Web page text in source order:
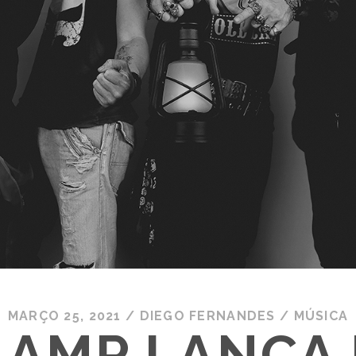
MARÇO 25, 2021 / DIEGO FERNANDES / MÚSICA